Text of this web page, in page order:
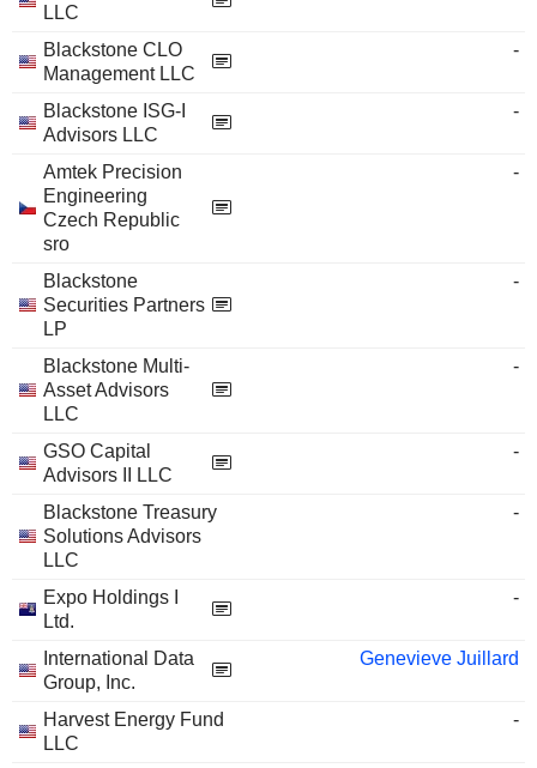
LLC
Blackstone CLO
Management LLC
-
Blackstone ISG-I
Advisors LLC
-
Amtek Precision
Engineering
Czech Republic
sro
-
Blackstone
Securities Partners
LP
-
Blackstone Multi-
Asset Advisors
LLC
-
GSO Capital
Advisors II LLC
-
Blackstone Treasury
Solutions Advisors
LLC
-
Expo Holdings I
Ltd.
-
International Data
Group, Inc.
Genevieve Juillard
Harvest Energy Fund
LLC
-